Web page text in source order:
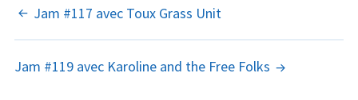
NAVIGATION
DES
ARTICLES
Jam #117 avec Toux Grass Unit
Jam #119 avec Karoline and the Free Folks